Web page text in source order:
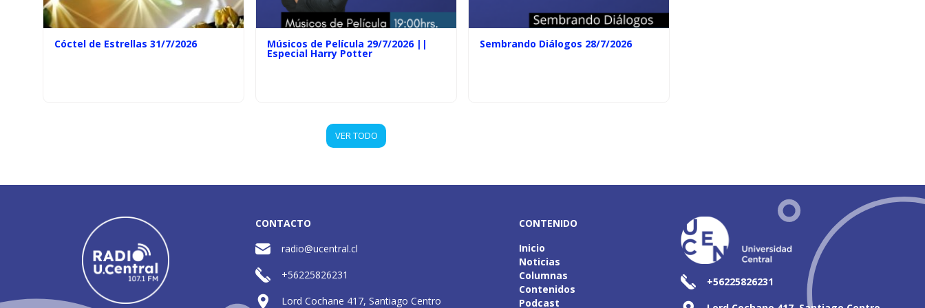
Cóctel de Estrellas 31/7/2026 Músicos de Película 29/7/2026 ||
Especial Harry Potter
Sembrando Diálogos 28/7/2026
VER TODO
CONTACTO
radio@ucentral.cl
+56225826231
Lord Cochane 417, Santiago Centro
CONTENIDO
Inicio
Noticias
Columnas
Contenidos
Podcast
+56225826231